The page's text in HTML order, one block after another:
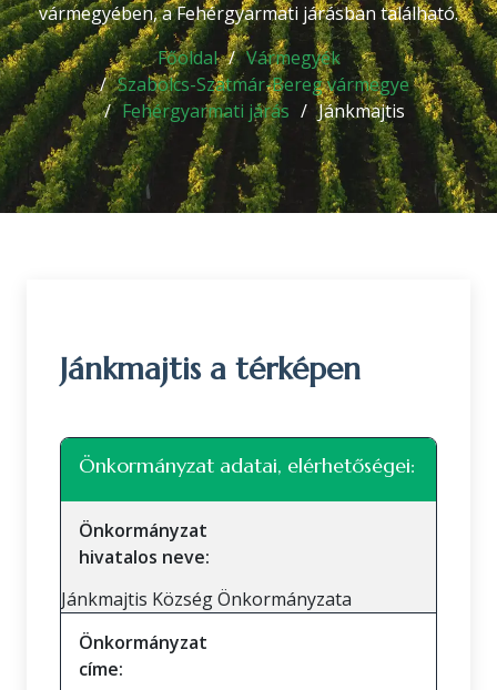
vármegyében, a Fehérgyarmati járásban található.
Főoldal
Vármegyék
Szabolcs-Szatmár-Bereg vármegye
Fehérgyarmati járás
Jánkmajtis
Jánkmajtis a térképen
+
Önkormányzat adatai, elérhetőségei:
Önkormányzat
hivatalos neve:
Jánkmajtis Község Önkormányzata
Önkormányzat
címe: